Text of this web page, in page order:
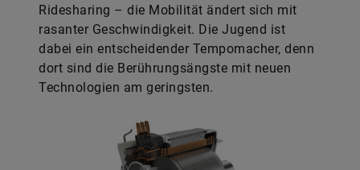
Ridesharing – die Mobilität ändert sich mit
rasanter Geschwindigkeit. Die Jugend ist
dabei ein entscheidender Tempomacher, denn
dort sind die Berührungsängste mit neuen
Technologien am geringsten.